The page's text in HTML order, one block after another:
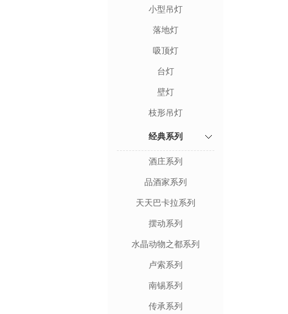
小型吊灯
落地灯
吸顶灯
台灯
壁灯
枝形吊灯
经典系列
酒庄系列
品酒家系列
天天巴卡拉系列
摆动系列
水晶动物之都系列
卢索系列
南锡系列
传承系列